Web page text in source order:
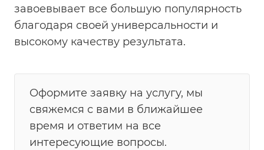
завоевывает все большую популярность
благодаря своей универсальности и
высокому качеству результата.
Оформите заявку на услугу, мы
свяжемся с вами в ближайшее
время и ответим на все
интересующие вопросы.